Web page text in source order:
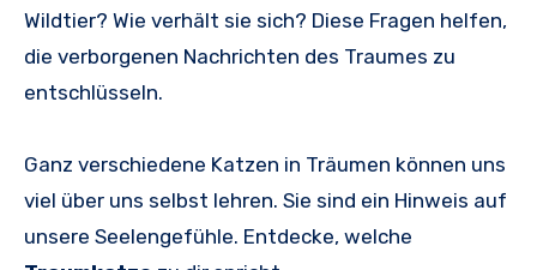
Wildtier? Wie verhält sie sich? Diese Fragen helfen,
die verborgenen Nachrichten des Traumes zu
entschlüsseln.
Ganz verschiedene Katzen in Träumen können uns
viel über uns selbst lehren. Sie sind ein Hinweis auf
unsere Seelengefühle. Entdecke, welche